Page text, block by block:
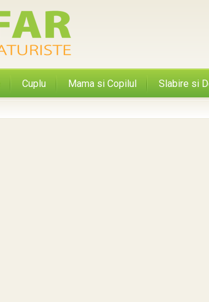
Cuplu Mama si Copilul Slabire si